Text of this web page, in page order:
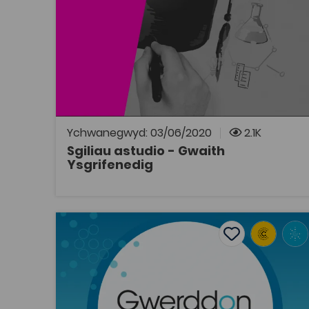
Ychwanegwyd: 03/06/2020 2.1K
Sgiliau astudio - Gwaith
Ysgrifenedig
Sgiliau Astudio
Adnodd Coleg Cymraeg
Casgliad o glipiau fideo i helpu myfyrwyr i
weithio'n effeithiol ac i gyflwyno gwaith
ysgrifenedig da.
AGOR
Siân Wyn Siencyn, 'Darpariaeth Gymraeg i
Add to
Dyddiad cyhoeddi: 2018 Add to favourites
Siân Wyn Siencyn, 'Darpariaeth
Gymraeg i blant ifanc: hanes a heriau
datblygiad addysg feithrin yng
Nghymru' (...